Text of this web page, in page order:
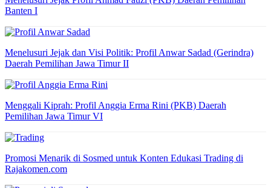
Banten I
Menelusuri Jejak dan Visi Politik: Profil Anwar Sadad (Gerindra)
Daerah Pemilihan Jawa Timur II
Menggali Kiprah: Profil Anggia Erma Rini (PKB) Daerah
Pemilihan Jawa Timur VI
Promosi Menarik di Sosmed untuk Konten Edukasi Trading di
Rajakomen.com